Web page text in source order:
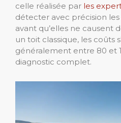
celle réalisée par les
détecter avec précision
avant qu’elles ne causent
un toit classique, les coûts
généralement entre 80 et
diagnostic complet.